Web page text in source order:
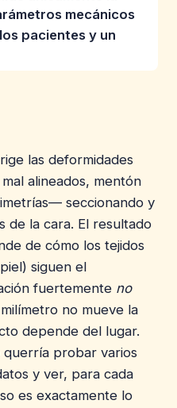
mecánicos
pacientes y un
las deformidades
alineados, mentón
seccionando y
de la cara. El resultado
de cómo los tejidos
siguen el
fuertemente no
no mueve la
depende del lugar.
querría probar varios
y ver, para cada
es exactamente lo